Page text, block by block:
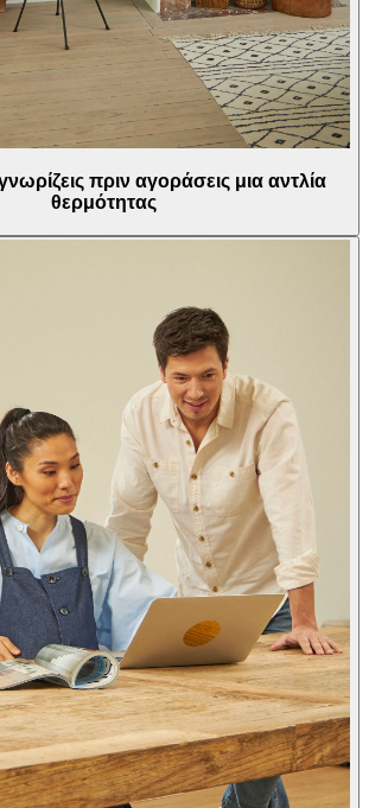
πριν αγοράσεις μια αντλία
θερμότητας